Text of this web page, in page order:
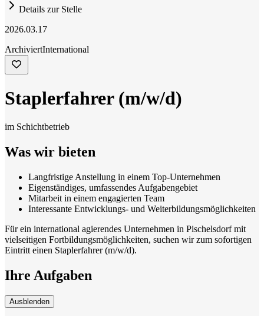
Details zur Stelle
2026.03.17
ArchiviertInternational
Staplerfahrer (m/w/d)
im Schichtbetrieb
Was wir bieten
Langfristige Anstellung in einem Top-Unternehmen
Eigenständiges, umfassendes Aufgabengebiet
Mitarbeit in einem engagierten Team
Interessante Entwicklungs- und Weiterbildungsmöglichkeiten
Für ein international agierendes Unternehmen in Pischelsdorf mit
vielseitigen Fortbildungsmöglichkeiten, suchen wir zum sofortigen
Eintritt einen Staplerfahrer (m/w/d).
Ihre Aufgaben
Ausblenden